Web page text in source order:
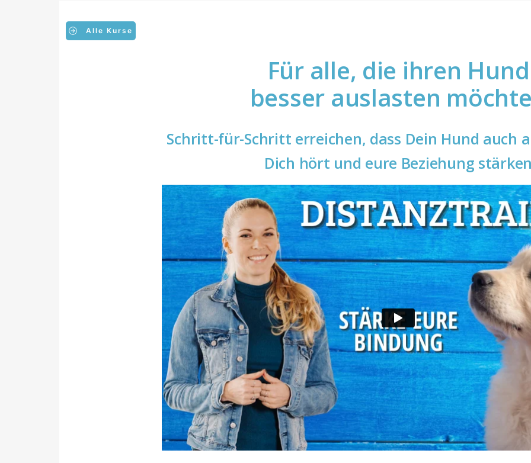
Alle Kurse
Für alle, die ihren Hund
besser auslasten
Schritt-für-Schritt erreichen, dass Dein Hund auch
Dich hört und eure Beziehung